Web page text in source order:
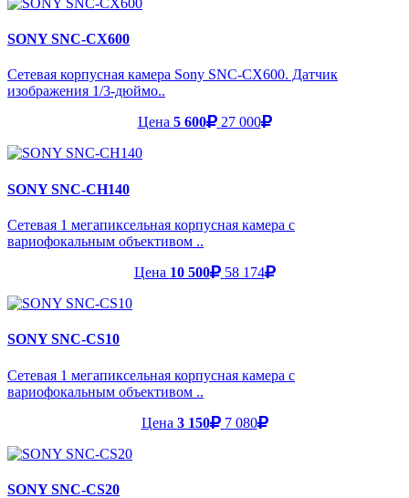
SONY SNC-CX600
Сетевая корпусная камера Sony SNC-CX600. Датчик
изображения 1/3-дюймо..
Цена 5 600 27 000
SONY SNC-CH140
Сетевая 1 мегапиксельная корпусная камера с
вариофокальным объективом ..
Цена 10 500 58 174
SONY SNC-CS10
Сетевая 1 мегапиксельная корпусная камера с
вариофокальным объективом ..
Цена 3 150 7 080
SONY SNC-CS20